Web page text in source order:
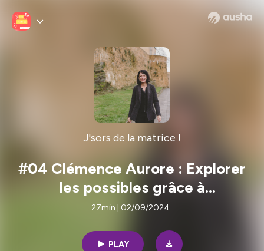
J'sors de la matrice !
#04 Clémence Aurore : Explorer
les possibles grâce à
l’improvisation théâtrale !
27min | 02/09/2024
PLAY